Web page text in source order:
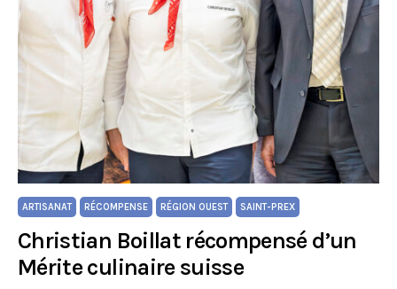
ARTISANAT RÉCOMPENSE RÉGION OUEST SAINT-PREX
Christian Boillat récompensé d’un
Mérite culinaire suisse